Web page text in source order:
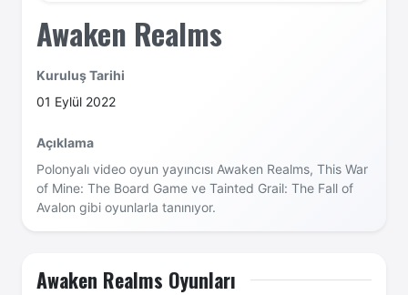
Awaken Realms
Kuruluş Tarihi
01 Eylül 2022
Açıklama
Polonyalı video oyun yayıncısı Awaken Realms, This War
of Mine: The Board Game ve Tainted Grail: The Fall of
Avalon gibi oyunlarla tanınıyor.
Awaken Realms Oyunları